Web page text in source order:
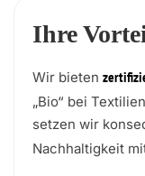
Ihre
Wir bieten
„Bio“ bei
setzen wir
Nachhaltigkeit